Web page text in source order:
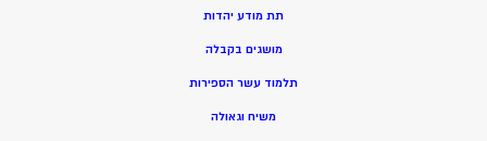
תת מודע יהדות
מושגים בקבלה
תלמוד עשר הספירות
משיח וגאולה